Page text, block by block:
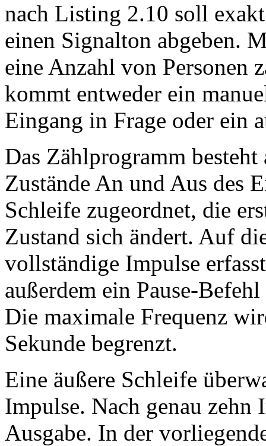
nach Listing 2.10 soll
einen Signalton abgeben.
eine Anzahl von Personen
kommt entweder ein
Eingang in Frage oder ein
Das Zählprogramm
Zustände An und Aus des
Schleife zugeordnet, die
Zustand sich ändert. Auf
vollständige Impulse
außerdem ein Pause-
Die maximale Frequenz
Sekunde begrenzt.
Eine äußere Schleife
Impulse. Nach genau
Ausgabe. In der